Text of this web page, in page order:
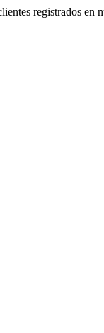
registrados en